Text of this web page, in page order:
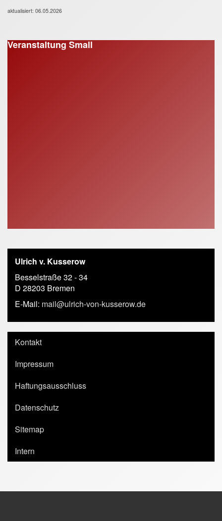
aktualisiert: 06.05.2026
Veranstaltung Small
Ulrich v. Kusserow
Besselstraße 32 - 34
D 28203 Bremen
E-Mail: mail@ulrich-von-kusserow.de
Kontakt
Impressum
Haftungsausschluss
Datenschutz
Sitemap
Intern